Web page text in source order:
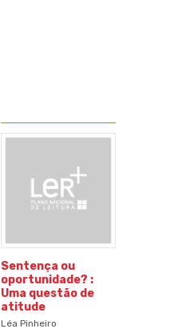
Sentença ou
oportunidade? :
Uma questão de
atitude
Léa Pinheiro